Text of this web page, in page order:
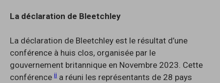
La déclaration de Bleetchley
La déclaration de Bleetchley est le résultat d’une
conférence à huis clos, organisée par le
gouvernement britannique en Novembre 2023. Cette
conférence ii a réuni les représentants de 28 pays